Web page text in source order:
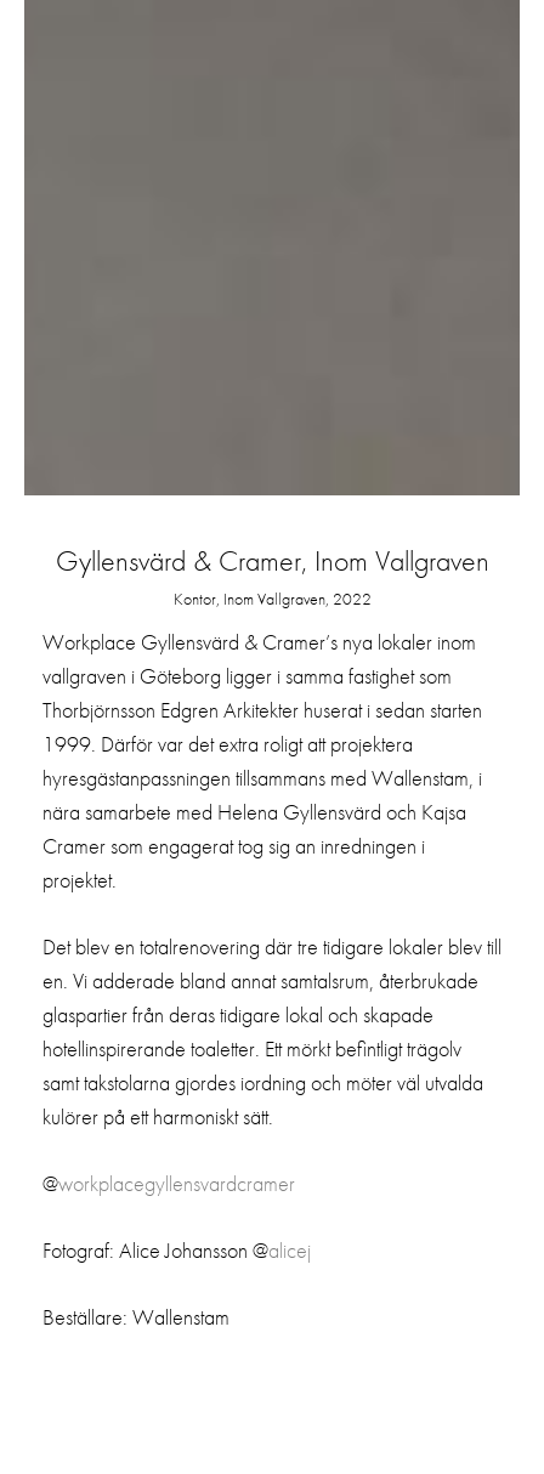
Gyllensvärd & Cramer, Inom Vallgraven
Kontor, Inom Vallgraven, 2022
Workplace Gyllensvärd & Cramer’s nya lokaler inom
vallgraven i Göteborg ligger i samma fastighet som
Thorbjörnsson Edgren Arkitekter huserat i sedan starten
1999. Därför var det extra roligt att projektera
hyresgästanpassningen tillsammans med Wallenstam, i
nära samarbete med Helena Gyllensvärd och Kajsa
Cramer som engagerat tog sig an inredningen i
projektet.
Det blev en totalrenovering där tre tidigare lokaler blev till
en. Vi adderade bland annat samtalsrum, återbrukade
glaspartier från deras tidigare lokal och skapade
hotellinspirerande toaletter. Ett mörkt befintligt trägolv
samt takstolarna gjordes iordning och möter väl utvalda
kulörer på ett harmoniskt sätt.
@workplacegyllensvardcramer
Fotograf: Alice Johansson @alicej
Beställare: Wallenstam